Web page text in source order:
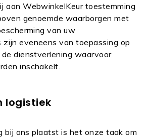
aan WebwinkelKeur toestemming
genoemde waarborgen met
van uw
zijn eveneens van toepassing op
dienstverlening waarvoor
inschakelt.
logistiek
bij ons plaatst is het onze taak om